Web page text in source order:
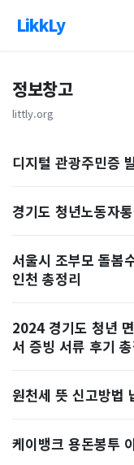
LikkLy
정보창고
littly.org
디지털 관광주민증
경기도 청년노동자
서울시 조부모 돌봄
인천 총정리
2024 경기도 청년
서 증빙 서류 후기
원천세 뜻 신고방법
케이뱅크 용돈봉투